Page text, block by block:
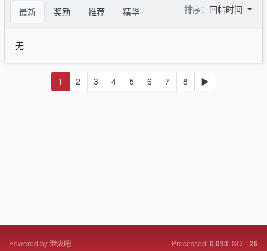
最新 奖励 推荐 精华 排序： 回帖时间
无
1 2 3 4 5 6 7 8 ▶
Powered by泄火吧 Processed:0.093, SQL:26